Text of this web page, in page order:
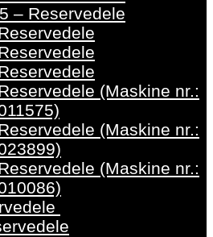
– Reservedele
(Maskine nr.:
(Maskine nr.:
(Maskine nr.: